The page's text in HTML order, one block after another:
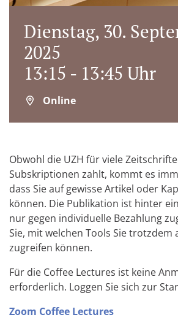
Dienstag, 30.
2025
13:15 - 13:45 Uhr
Online
Obwohl die UZH für viele
Subskriptionen zahlt, kommt es
dass Sie auf gewisse Artikel oder
können. Die Publikation ist hinter
nur gegen individuelle Bezahlung
Sie, mit welchen Tools Sie trotzdem
zugreifen können.
Für die Coffee Lectures ist keine
erforderlich. Loggen Sie sich zur
Zoom Coffee Lectures